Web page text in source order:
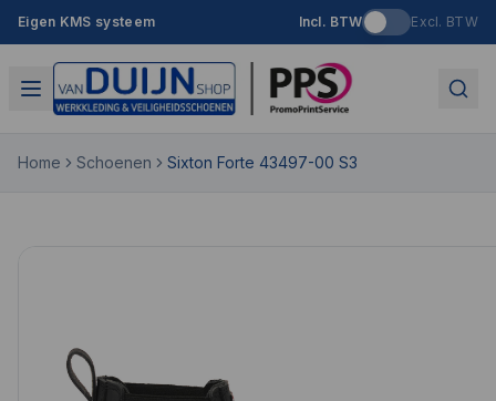
Eigen KMS systeem Incl. BTW Excl. BTW
Home Schoenen Sixton Forte 43497-00 S3